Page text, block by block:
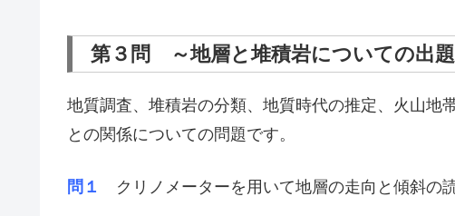
第３問 ～地層と堆積岩についての出
地質調査、堆積岩の分類、地質時代の推定、火山地
との関係についての問題です。
問１ クリノメーターを用いて地層の走向と傾斜の